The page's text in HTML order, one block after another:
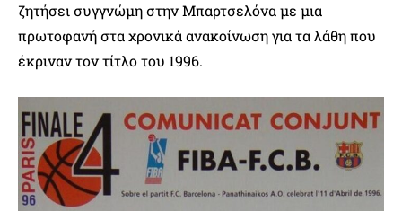
ζητήσει συγγνώμη στην Μπαρτσελόνα με μια
πρωτοφανή στα χρονικά ανακοίνωση για τα λάθη που
έκριναν τον τίτλο του 1996.